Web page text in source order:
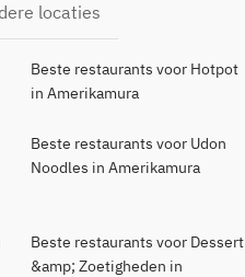
locaties
Beste restaurants voor Hotpot
in Amerikamura
Beste restaurants voor Udon
Noodles in Amerikamura
Beste restaurants voor Dessert
&amp; Zoetigheden in